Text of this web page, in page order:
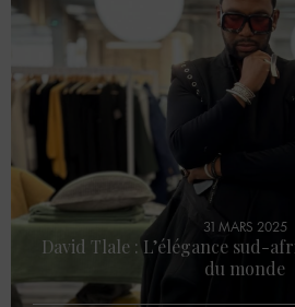
31 MARS 2025
David Tlale : L’élégance sud-
du monde